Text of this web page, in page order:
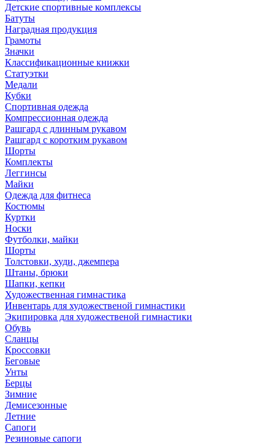
Детские спортивные комплексы
Батуты
Наградная продукция
Грамоты
Значки
Классификационные книжки
Статуэтки
Медали
Кубки
Спортивная одежда
Компрессионная одежда
Рашгард с длинным рукавом
Рашгард с коротким рукавом
Шорты
Комплекты
Леггинсы
Майки
Одежда для фитнеса
Костюмы
Куртки
Носки
Футболки, майки
Шорты
Толстовки, худи, джемпера
Штаны, брюки
Шапки, кепки
Художественная гимнастика
Инвентарь для художественой гимнастики
Экипировка для художественой гимнастики
Обувь
Сланцы
Кроссовки
Беговые
Унты
Берцы
Зимние
Демисезонные
Летние
Сапоги
Резиновые сапоги